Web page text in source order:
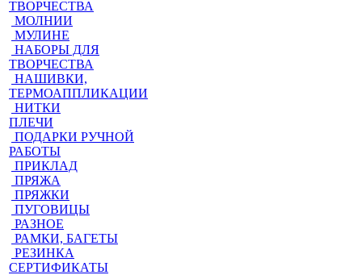
ТВОРЧЕСТВА
МОЛНИИ
МУЛИНЕ
НАБОРЫ ДЛЯ
ТВОРЧЕСТВА
НАШИВКИ,
ТЕРМОАППЛИКАЦИИ
НИТКИ
ПЛЕЧИ
ПОДАРКИ РУЧНОЙ
РАБОТЫ
ПРИКЛАД
ПРЯЖА
ПРЯЖКИ
ПУГОВИЦЫ
РАЗНОЕ
РАМКИ, БАГЕТЫ
РЕЗИНКА
СЕРТИФИКАТЫ